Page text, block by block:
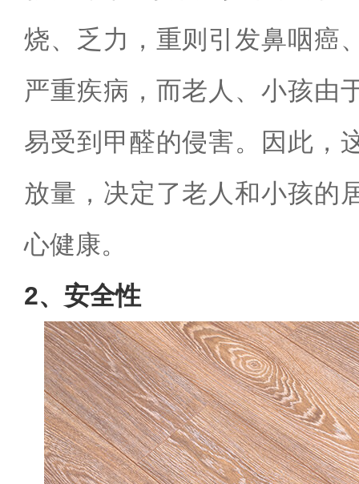
烧、乏力，重则引发鼻咽癌
严重疾病，而老人、小孩由
易受到甲醛的侵害。因此，
放量，决定了老人和小孩的
心健康。
2、安全性